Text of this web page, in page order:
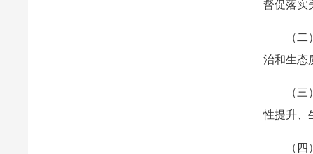
督促落实
（
治和生态
（
性提升、
（